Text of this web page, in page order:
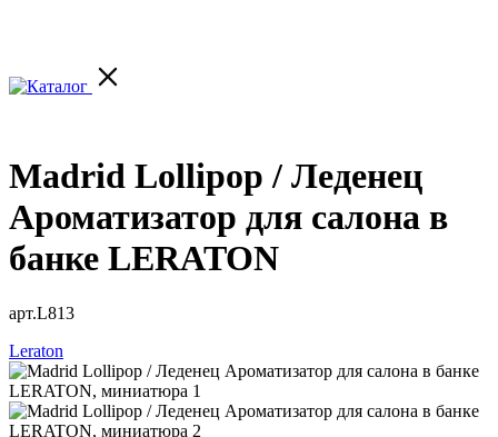
Madrid Lollipop / Леденец
Ароматизатор для салона в
банке LERATON
арт.L813
Leraton